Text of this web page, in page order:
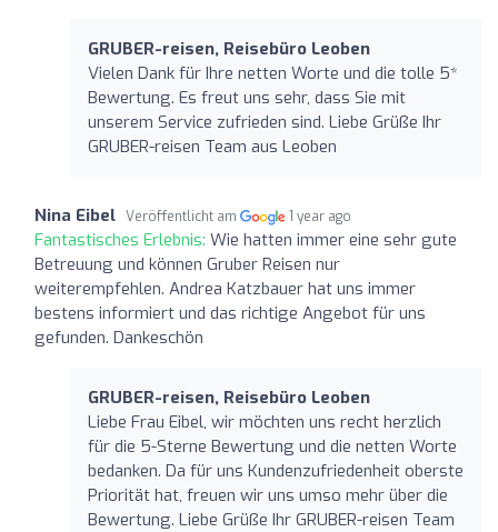
GRUBER-reisen, Reisebüro Leoben
Vielen Dank für Ihre netten Worte und die tolle 5*
Bewertung. Es freut uns sehr, dass Sie mit
unserem Service zufrieden sind. Liebe Grüße Ihr
GRUBER-reisen Team aus Leoben
Nina Eibel Veröffentlicht am 1 year ago
Fantastisches Erlebnis: Wie hatten immer eine sehr gute
Betreuung und können Gruber Reisen nur
weiterempfehlen. Andrea Katzbauer hat uns immer
bestens informiert und das richtige Angebot für uns
gefunden. Dankeschön
GRUBER-reisen, Reisebüro Leoben
Liebe Frau Eibel, wir möchten uns recht herzlich
für die 5-Sterne Bewertung und die netten Worte
bedanken. Da für uns Kundenzufriedenheit oberste
Priorität hat, freuen wir uns umso mehr über die
Bewertung. Liebe Grüße Ihr GRUBER-reisen Team